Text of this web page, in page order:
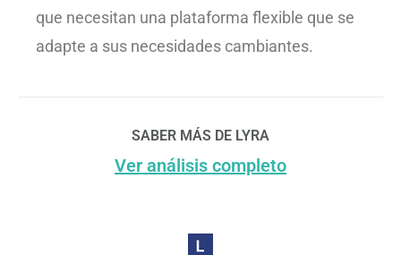
que necesitan una plataforma flexible que se
adapte a sus necesidades cambiantes.
SABER MÁS DE LYRA
Ver análisis completo